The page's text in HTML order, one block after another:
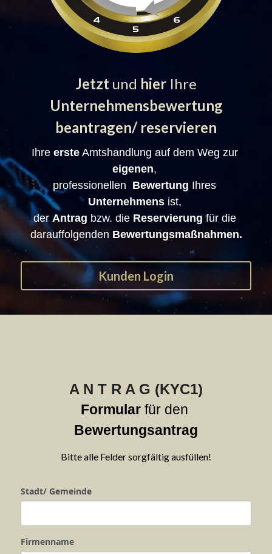
Jetzt und hier Ihre
Unternehmensbewertung
beantragen/ reservieren
Ihre erste
Amtshandlung auf dem Weg zur
eigenen,
professionellen Bewertung
Unternehmens ist,
der Antrag bzw. die Reservierung für die
darauffolgenden Bewertungsmaßnahmen.
Kunden Login
A N T R A G (KYC1)
Formular
Bewertungsantrag
Bitte alle Felder sorgfältig ausfüllen!
Stadt/ Gemeinde
Firmenname